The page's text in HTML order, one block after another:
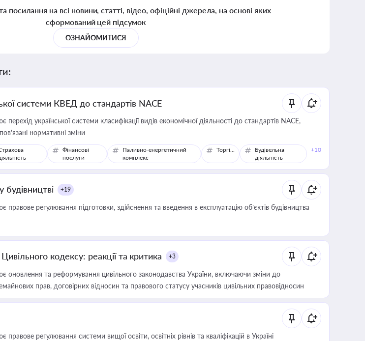
посилання на всі новини, статті, відео, офіційні джерела, на основі яких
сформований цей підсумок
ОЗНАЙОМИТИСЯ
системи КВЕД до стандартів NACE
перехід української системи класифікації видів економічної діяльності до стандартів NACE,
нормативні зміни
Фінансові
послуги
Паливно-енергетичний
комплекс
Торгівля
Будівельна
діяльність
+10
будівництві +19
правове регулювання підготовки, здійснення та введення в експлуатацію об’єктів будівництва
кодексу: реакції та критика +3
оновлення та реформування цивільного законодавства України, включаючи зміни до
прав, договірних відносин та правового статусу учасників цивільних правовідносин
правове регулювання системи вищої освіти, освітніх рівнів та кваліфікацій в Україні